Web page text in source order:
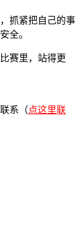
抓紧把自己的事
全。
赛里，站得更
系（点这里联